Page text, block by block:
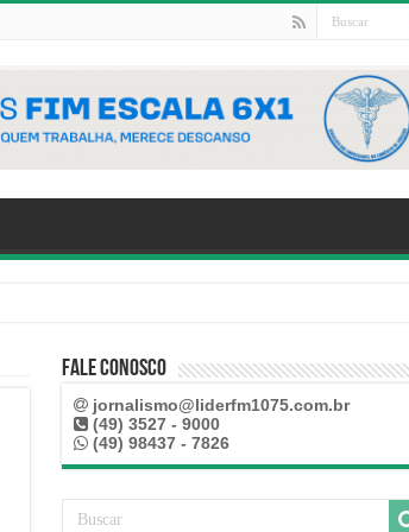
Fale Conosco
jornalismo@liderfm1075.com.br
(49) 3527 - 9000
(49) 98437 - 7826